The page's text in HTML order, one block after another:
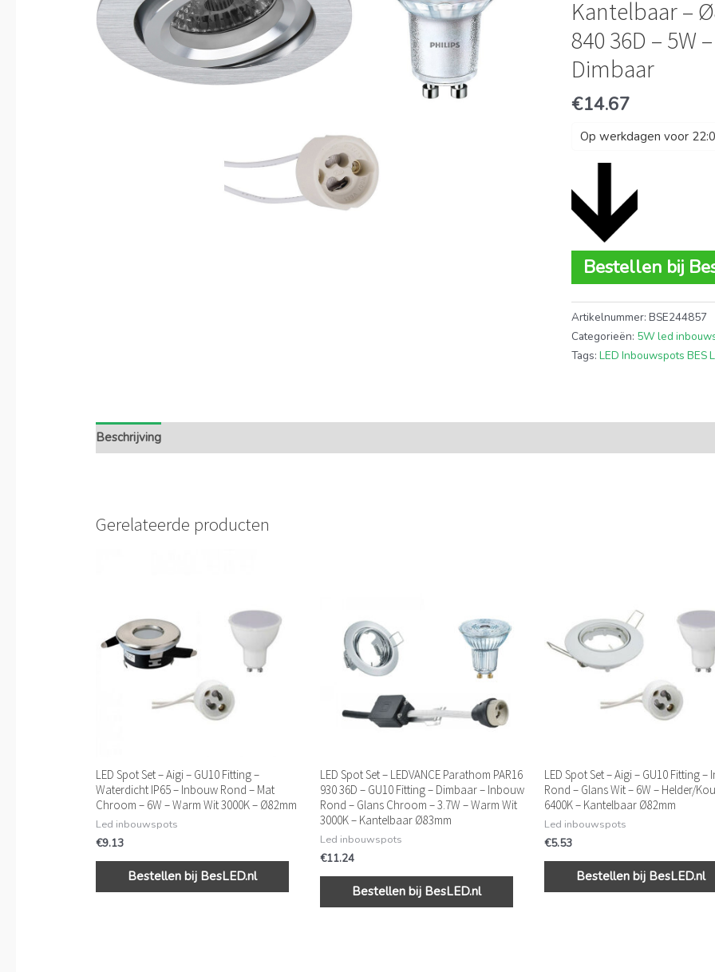
Kantelbaar –
840 36D – 5W
Dimbaar
€14.67
Op werkdagen voor
Bestellen bij
Artikelnummer:BSE244857
Categorieën: 5W led
Tags:LED Inbouwspots BES
Beschrijving
Gerelateerde producten
LED Spot Set – Aigi – GU10 Fitting –
Waterdicht IP65 – Inbouw Rond – Mat
Chroom – 6W – Warm Wit 3000K – Ø82mm
Led inbouwspots
€9.13
Bestellen bij BesLED.nl
LED Spot Set – LEDVANCE Parathom PAR16
930 36D – GU10 Fitting – Dimbaar – Inbouw
Rond – Glans Chroom – 3.7W – Warm Wit
3000K – Kantelbaar Ø83mm
Led inbouwspots
€11.24
Bestellen bij BesLED.nl
LED Spot Set – Aigi – GU10 Fitting –
Rond – Glans Wit – 6W – Helder/
6400K – Kantelbaar Ø82mm
Led inbouwspots
€5.53
Bestellen bij BesLED.nl